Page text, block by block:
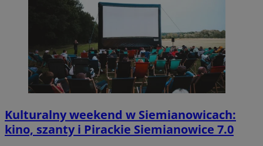
Kulturalny weekend w Siemianowicach:
kino, szanty i Pirackie Siemianowice 7.0